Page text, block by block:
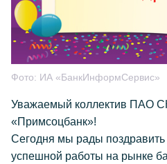
Фото: ИА «БанкИнформСервис»
Уважаемый коллектив ПАО
«Примсоцбанк»!
Сегодня мы рады поздравить
успешной работы на рынке